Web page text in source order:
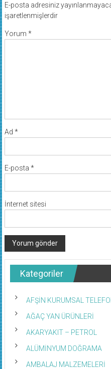
E-posta adresiniz
işaretlenmişlerdir
Yorum *
Ad *
E-posta *
İnternet sitesi
Kategoriler
AFŞİN KURUMSAL
AĞAÇ YAN ÜRÜNLERİ
AKARYAKIT – PETROL
ALÜMİNYUM DOĞRAMA
AMBALAJ MALZEMELERİ